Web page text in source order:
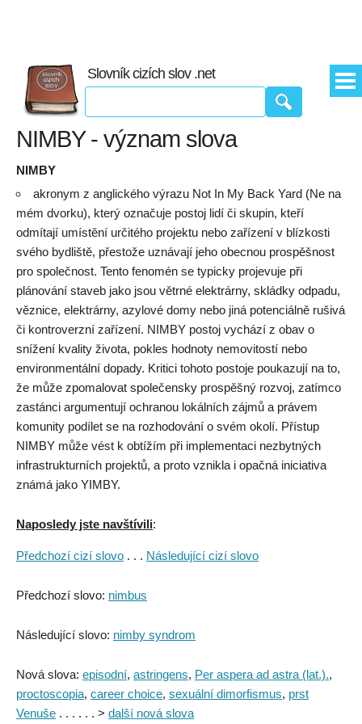
Slovník cizích slov .net
NIMBY - význam slova
NIMBY
akronym z anglického výrazu Not In My Back Yard (Ne na
mém dvorku), který označuje postoj lidí či skupin, kteří
odmítají umístění určitého projektu nebo zařízení v blízkosti
svého bydliště, přestože uznávají jeho obecnou prospěšnost
pro společnost. Tento fenomén se typicky projevuje při
plánování staveb jako jsou větrné elektrárny, skládky odpadu,
věznice, elektrárny, azylové domy nebo jiná potenciálně rušivá
či kontroverzní zařízení. NIMBY postoj vychází z obav o
snížení kvality života, pokles hodnoty nemovitostí nebo
environmentální dopady. Kritici tohoto postoje poukazují na to,
že může zpomalovat společensky prospěšný rozvoj, zatímco
zastánci argumentují ochranou lokálních zájmů a právem
komunity podílet se na rozhodování o svém okolí. Přístup
NIMBY může vést k obtížím při implementaci nezbytných
infrastrukturních projektů, a proto vznikla i opačná iniciativa
známá jako YIMBY.
Naposledy jste navštívili:
Předchozí cizí slovo . . . Následující cizí slovo
Předchozí slovo: nimbus
Následující slovo: nimby syndrom
Nová slova: episodní, astringens, Per aspera ad astra (lat.).,
proctoscopia, career choice, sexuální dimorfismus, prst
Venuše . . . . . . > další nová slova